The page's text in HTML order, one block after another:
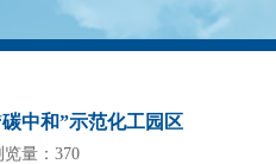
中和”示范化工园区
览量：370